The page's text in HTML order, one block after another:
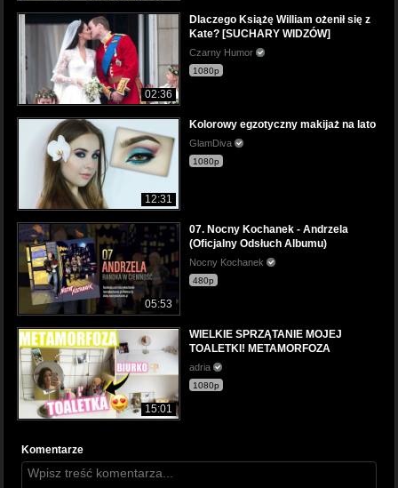
02:36
Dlaczego Książę William ożenił się z
Kate? [SUCHARY WIDZÓW]
Czarny Humor
1080p
12:31
Kolorowy egzotyczny makijaż na lato
GlamDiva
1080p
05:53
07. Nocny Kochanek - Andrzela
(Oficjalny Odsłuch Albumu)
Nocny Kochanek
480p
15:01
WIELKIE SPRZĄTANIE MOJEJ
TOALETKI! METAMORFOZA
adria
1080p
Komentarze